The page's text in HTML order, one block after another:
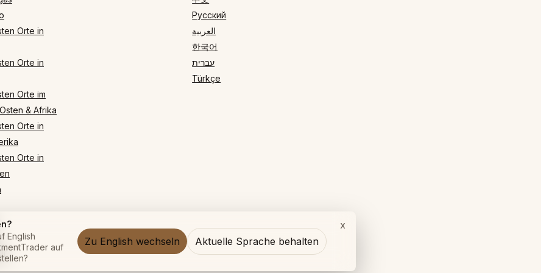
Orte in
Orte in
Orte im
& Afrika
Orte in
Orte in
Русский
العربية
한국어
עברית
Türkçe
English
auf
Zu English wechseln Aktuelle Sprache behalten
x